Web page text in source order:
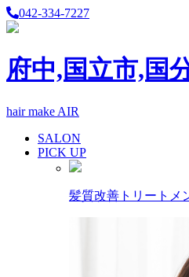
042-334-7227
府中,国立市,国
hair make AIR
SALON
PICK UP
髪質改善トリートメ